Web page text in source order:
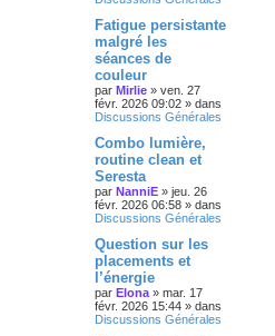
Fatigue persistante
malgré les
séances de
couleur
par Mirlie » ven. 27
févr. 2026 09:02 » dans
Discussions Générales
Combo lumière,
routine clean et
Seresta
par NanniE » jeu. 26
févr. 2026 06:58 » dans
Discussions Générales
Question sur les
placements et
l’énergie
par Elona » mar. 17
févr. 2026 15:44 » dans
Discussions Générales